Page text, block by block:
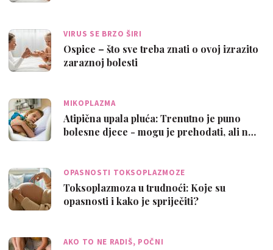
VIRUS SE BRZO ŠIRI
Ospice – što sve treba znati o ovoj izrazito
zaraznoj bolesti
MIKOPLAZMA
Atipična upala pluća: Trenutno je puno
bolesne djece - mogu je prehodati, ali n…
OPASNOSTI TOKSOPLAZMOZE
Toksoplazmoza u trudnoći: Koje su
opasnosti i kako je spriječiti?
AKO TO NE RADIŠ, POČNI